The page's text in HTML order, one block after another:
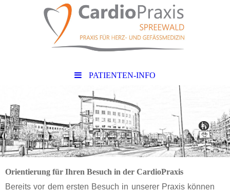
PATIENTEN-INFO
Orientierung für Ihren Besuch in der CardioPraxis
Bereits vor dem ersten Besuch in unserer Praxis können